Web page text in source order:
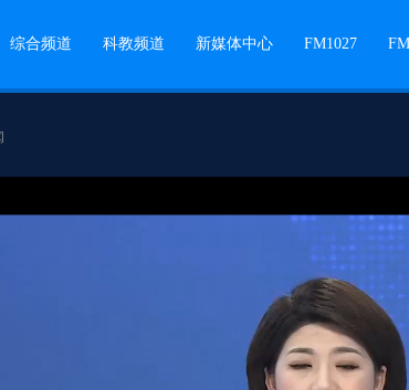
综合频道 科教频道 新媒体中心 FM1027